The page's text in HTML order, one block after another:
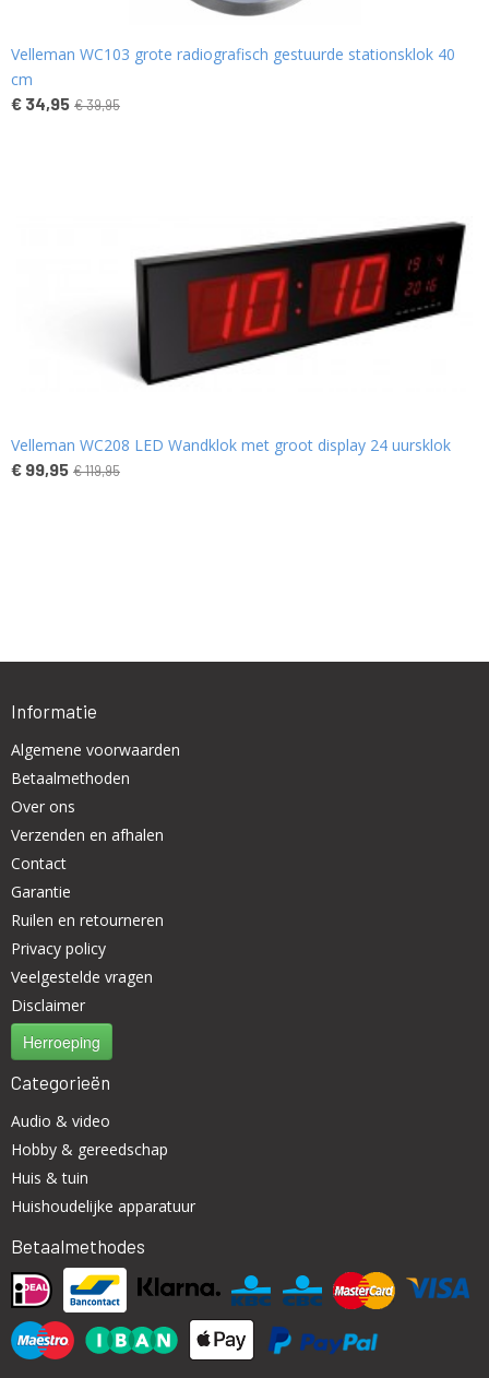
Velleman WC103 grote radiografisch gestuurde stationsklok 40
cm
€ 34,95 € 39,95
Velleman WC208 LED Wandklok met groot display 24 uursklok
€ 99,95 € 119,95
Informatie
Algemene voorwaarden
Betaalmethoden
Over ons
Verzenden en afhalen
Contact
Garantie
Ruilen en retourneren
Privacy policy
Veelgestelde vragen
Disclaimer
Herroeping
Categorieën
Audio & video
Hobby & gereedschap
Huis & tuin
Huishoudelijke apparatuur
Betaalmethodes